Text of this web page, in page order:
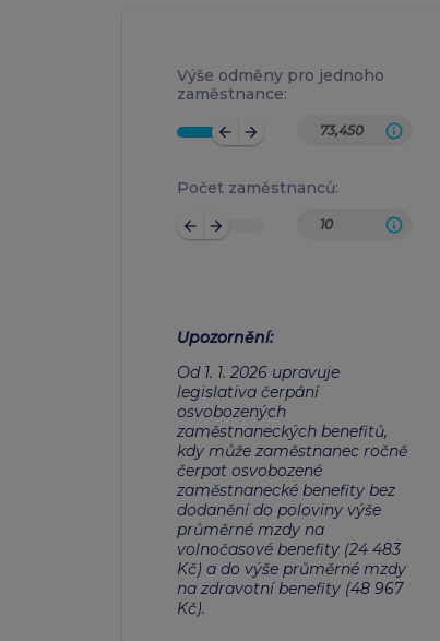
Výše odměny pro jednoho
zaměstnance:
arrow_back arrow_forward
Počet zaměstnanců:
arrow_back arrow_forward
Upozornění:
Od 1. 1. 2026 upravuje
legislativa čerpání
osvobozených
zaměstnaneckých benefitů,
kdy může zaměstnanec ročně
čerpat osvobozené
zaměstnanecké benefity bez
dodanění do poloviny výše
průměrné mzdy na
volnočasové benefity (24 483
Kč) a do výše průměrné mzdy
na zdravotní benefity (48 967
Kč).